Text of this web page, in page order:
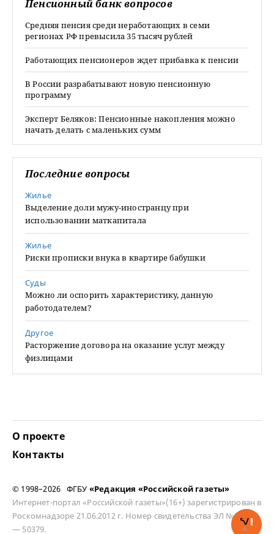
Пенсионный банк вопросов
Средняя пенсия среди неработающих в семи
регионах РФ превысила 35 тысяч рублей
Работающих пенсионеров ждет прибавка к пенсии
В России разрабатывают новую пенсионную
программу
Эксперт Беляков: Пенсионные накопления можно
начать делать с маленьких сумм
Последние вопросы
Жилье
Выделение доли мужу-иностранцу при
использовании маткапитала
Жилье
Риски прописки внука в квартире бабушки
Суды
Можно ли оспорить характеристику, данную
работодателем?
Другое
Расторжение договора на оказание услуг между
физлицами
О проекте
Контакты
© 1998–2026 ФГБУ «Редакция «Российской газеты»
Интернет-портал «Российской газеты»(16+) зарегистрирован в
Роскомнадзоре 21.06.2012 г. Номер свидетельства ЭЛ № ФС 77
— 50379.